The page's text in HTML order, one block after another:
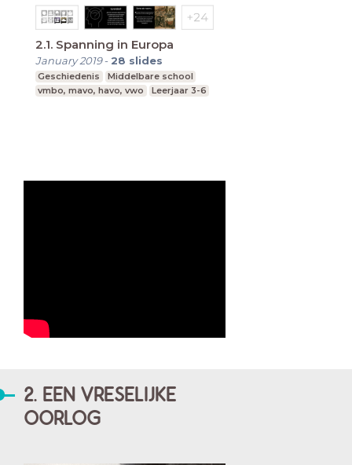
2.1. Spanning in Europa
January 2019- 28 slides
Geschiedenis
Middelbare school
vmbo, mavo, havo, vwo
Leerjaar 3-6
2. EEN VRESELIJKE
OORLOG